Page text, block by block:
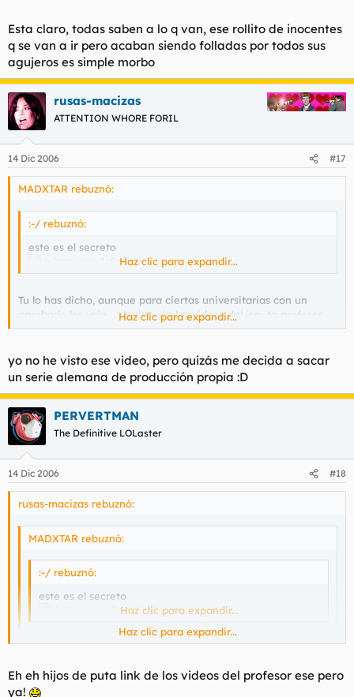
Esta claro, todas saben a lo q van, ese rollito de inocentes
q se van a ir pero acaban siendo folladas por todos sus
agujeros es simple morbo
rusas-macizas
ATTENTION WHORE FORIL
14 Dic 2006 #17
MADXTAR rebuznó:
:-/ rebuznó:
este es el secreto
Haz clic para expandir...
Tu lo has dicho, aunque para ciertas universitarias con un
aprobado les vale... alguien vio los videos del joputa profesor
portugues que le petaba el culete a las alumnas y muchas no
por el aro mejor dicho?... wenisimo, y lo mejor real 100%.
Haz clic para expandir...
yo no he visto ese video, pero quizás me decida a sacar
un serie alemana de producción propia :D
PERVERTMAN
The Definitive LOLaster
14 Dic 2006 #18
rusas-macizas rebuznó:
MADXTAR rebuznó:
:-/ rebuznó:
este es el secreto
Haz clic para expandir...
profesor portugues que le petaba el culete a las alumnas y
muchas no querian pero acaban pasando por el aro... o
Haz clic para expandir...
Eh eh hijos de puta link de los videos del profesor ese pero
ya!